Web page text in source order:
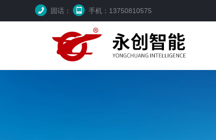
固话： 手机：13750810575